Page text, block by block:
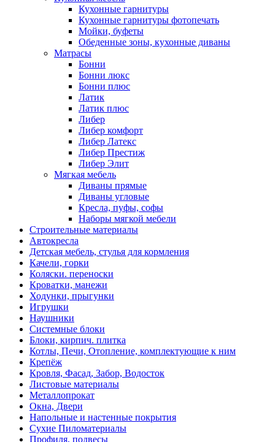
Кухонные гарнитуры
Кухонные гарнитуры фотопечать
Мойки, буфеты
Обеденные зоны, кухонные диваны
Матрасы
Бонни
Бонни люкс
Бонни плюс
Латик
Латик плюс
Либер
Либер комфорт
Либер Латекс
Либер Престиж
Либер Элит
Мягкая мебель
Диваны прямые
Диваны угловые
Кресла, пуфы, софы
Наборы мягкой мебели
Строительные материалы
Автокресла
Детская мебель, стулья для кормления
Качели, горки
Коляски. переноски
Кроватки, манежи
Ходунки, прыгунки
Игрушки
Наушники
Системные блоки
Блоки, кирпич. плитка
Котлы, Печи, Отопление, комплектующие к ним
Крепёж
Кровля, Фасад, Забор, Водосток
Листовые материалы
Металлопрокат
Окна, Двери
Напольные и настенные покрытия
Сухие Пиломатериалы
Профиля, подвесы